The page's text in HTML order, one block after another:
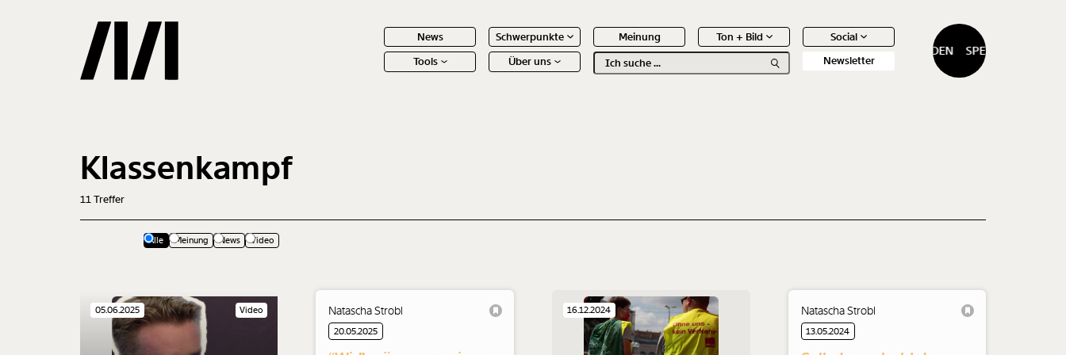
News Schwerpunkte Meinung Ton + Bild
Social
Tools
Über uns Newsletter
SPENDEN SPENDEN
Gemerkte Inhalte
Klassenkampf
11Treffer
Alle Meinung News Video
Video
05.06.2025 Natascha Strobl
20.05.2025
16.12.2024 Natascha Strobl
13.05.2024